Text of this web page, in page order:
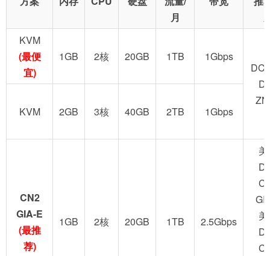
月
KVM
(最便
宜)
1GB 2核 20GB 1TB
1Gbps
KVM
2GB 3核 40GB 2TB 1Gbps
CN2
GIA-E
(最推
荐)
1GB 2核 20GB 1TB 2.5Gbps